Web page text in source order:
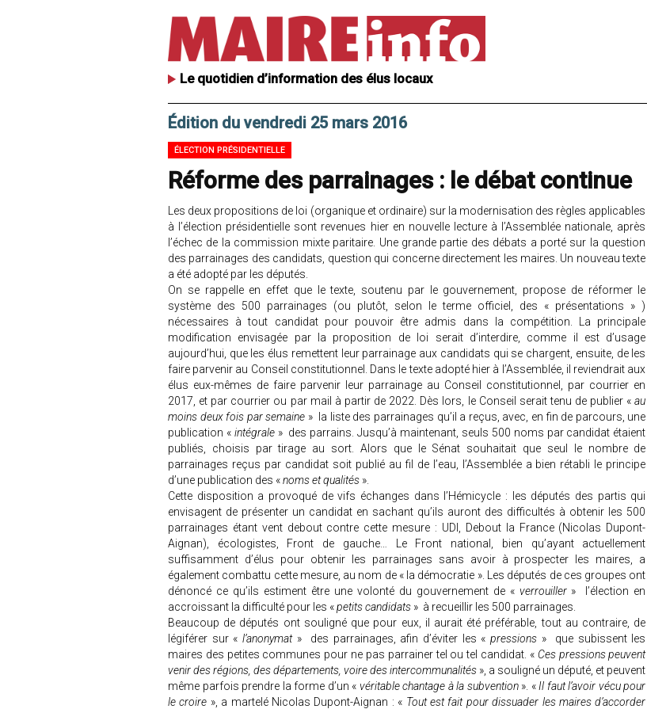
Le quotidien d’information des élus locaux
Édition du vendredi 25 mars 2016
ÉLECTION PRÉSIDENTIELLE
Réforme des parrainages : le débat continue
Les deux propositions de loi (organique et ordinaire) sur la modernisation des règles applicables
à l’élection présidentielle sont revenues hier en nouvelle lecture à l’Assemblée nationale, après
l’échec de la commission mixte paritaire. Une grande partie des débats a porté sur la question
des parrainages des candidats, question qui concerne directement les maires. Un nouveau texte
a été adopté par les députés.
On se rappelle en effet que le texte, soutenu par le gouvernement, propose de réformer le
système des 500 parrainages (ou plutôt, selon le terme officiel, des « présentations » )
nécessaires à tout candidat pour pouvoir être admis dans la compétition. La principale
modification envisagée par la proposition de loi serait d’interdire, comme il est d’usage
aujourd’hui, que les élus remettent leur parrainage aux candidats qui se chargent, ensuite, de les
faire parvenir au Conseil constitutionnel. Dans le texte adopté hier à l’Assemblée, il reviendrait aux
élus eux-mêmes de faire parvenir leur parrainage au Conseil constitutionnel, par courrier en
2017, et par courrier ou par mail à partir de 2022. Dès lors, le Conseil serait tenu de publier « au
moins deux fois par semaine » la liste des parrainages qu’il a reçus, avec, en fin de parcours, une
publication « intégrale » des parrains. Jusqu’à maintenant, seuls 500 noms par candidat étaient
publiés, choisis par tirage au sort. Alors que le Sénat souhaitait que seul le nombre de
parrainages reçus par candidat soit publié au fil de l’eau, l’Assemblée a bien rétabli le principe
d’une publication des «noms et qualités ».
Cette disposition a provoqué de vifs échanges dans l’Hémicycle : les députés des partis qui
envisagent de présenter un candidat en sachant qu’ils auront des difficultés à obtenir les 500
parrainages étant vent debout contre cette mesure : UDI, Debout la France (Nicolas Dupont-
Aignan), écologistes, Front de gauche… Le Front national, bien qu’ayant actuellement
suffisamment d’élus pour obtenir les parrainages sans avoir à prospecter les maires, a
également combattu cette mesure, au nom de « la démocratie ». Les députés de ces groupes ont
dénoncé ce qu’ils estiment être une volonté du gouvernement de « verrouiller » l’élection en
accroissant la difficulté pour les «petits candidats » à recueillir les 500 parrainages.
Beaucoup de députés ont souligné que pour eux, il aurait été préférable, tout au contraire, de
légiférer sur « l’anonymat » des parrainages, afin d’éviter les «pressions » que subissent les
maires des petites communes pour ne pas parrainer tel ou tel candidat. «Ces pressions peuvent
venir des régions, des départements, voire des intercommunalités », a souligné un député, et peuvent
même parfois prendre la forme d’un « véritable chantage à la subvention». «Il faut l’avoir vécu pour
le croire », a martelé Nicolas Dupont-Aignan : « Tout est fait pour dissuader les maires d’accorder